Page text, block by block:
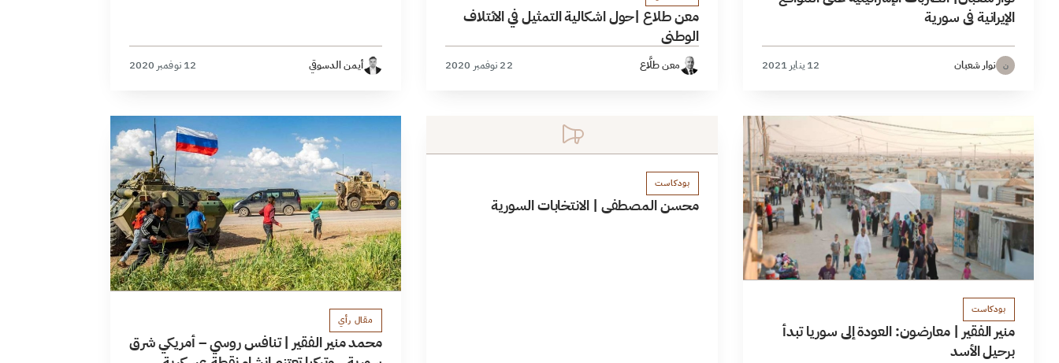
الإيرانية في سورية
ن نوار شعبان 12 يناير 2021
معن طلاع |حول اشكالية التمثيل في الائتلاف
الوطني
معن طلَّاع 22 نوفمبر 2020 أيمن الدسوقي 12 نوفمبر 2020
بودكاست
منير الفقير | معارضون: العودة إلى سوريا تبدأ
برحيل الأسد
بودكاست
محسن المصطفى | الانتخابات السورية
مقال رأي
محمد منير الفقير | تنافس روسي – أمريكي شرق